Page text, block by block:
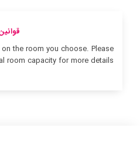
the room you choose. Please
room capacity for more details.